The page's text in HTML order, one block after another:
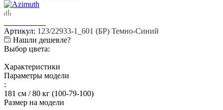
Артикул: 123/22933-1_601 (БР) Темно-Синий
Нашли дешевле?
Выбор цвета:
Характеристики
Параметры модели
:
181 см / 80 кг (100-79-100)
Размер на модели